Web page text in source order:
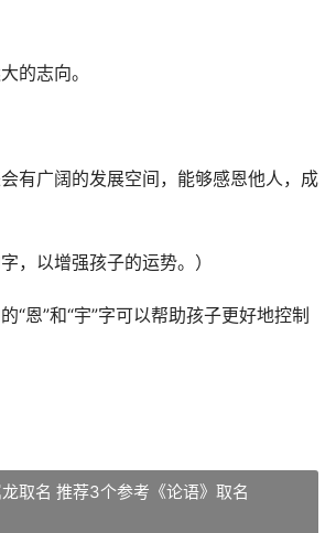
的志向。
有广阔的发展空间，能够感恩他人，成
，以增强孩子的运势。）
恩”和“宇”字可以帮助孩子更好地控制
取名 推荐3个参考《论语》取名